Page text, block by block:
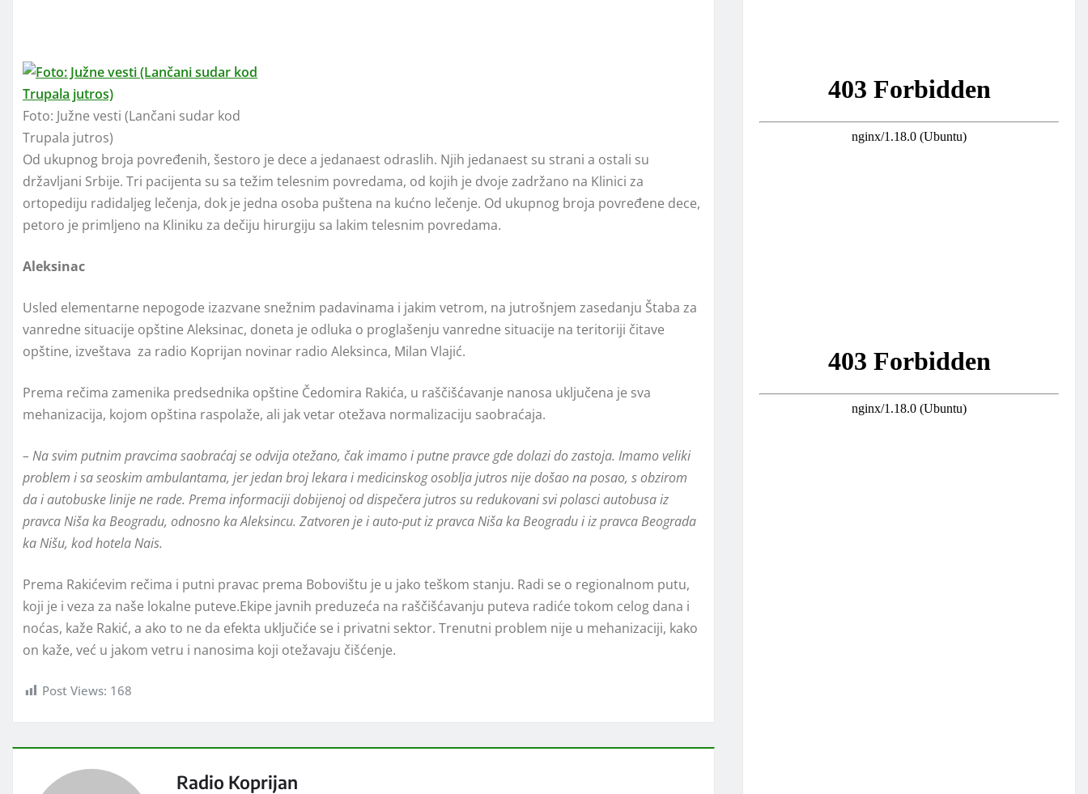
Foto: Južne vesti (Lančani sudar kod
Trupala jutros)
Od ukupnog broja povređenih, šestoro je dece a jedanaest odraslih. Njih jedanaest su strani a ostali su
državljani Srbije. Tri pacijenta su sa težim telesnim povredama, od kojih je dvoje zadržano na Klinici za
ortopediju radidaljeg lečenja, dok je jedna osoba puštena na kućno lečenje. Od ukupnog broja povređene dece,
petoro je primljeno na Kliniku za dečiju hirurgiju sa lakim telesnim povredama.
Aleksinac
Usled elementarne nepogode izazvane snežnim padavinama i jakim vetrom, na jutrošnjem zasedanju Štaba za
vanredne situacije opštine Aleksinac, doneta je odluka o proglašenju vanredne situacije na teritoriji čitave
opštine, izveštava za radio Koprijan novinar radio Aleksinca, Milan Vlajić.
Prema rečima zamenika predsednika opštine Čedomira Rakića, u raščišćavanje nanosa uključena je sva
mehanizacija, kojom opština raspolaže, ali jak vetar otežava normalizaciju saobraćaja.
– Na svim putnim pravcima saobraćaj se odvija otežano, čak imamo i putne pravce gde dolazi do zastoja. Imamo veliki
problem i sa seoskim ambulantama, jer jedan broj lekara i medicinskog osoblja jutros nije došao na posao, s obzirom
da i autobuske linije ne rade. Prema informaciji dobijenoj od dispečera jutros su redukovani svi polasci autobusa iz
pravca Niša ka Beogradu, odnosno ka Aleksincu. Zatvoren je i auto-put iz pravca Niša ka Beogradu i iz pravca Beograda
ka Nišu, kod hotela Nais.
Prema Rakićevim rečima i putni pravac prema Bobovištu je u jako teškom stanju. Radi se o regionalnom putu,
koji je i veza za naše lokalne puteve.Ekipe javnih preduzeća na raščišćavanju puteva radiće tokom celog dana i
noćas, kaže Rakić, a ako to ne da efekta uključiće se i privatni sektor. Trenutni problem nije u mehanizaciji, kako
on kaže, već u jakom vetru i nanosima koji otežavaju čišćenje.
Post Views: 168
Radio Koprijan